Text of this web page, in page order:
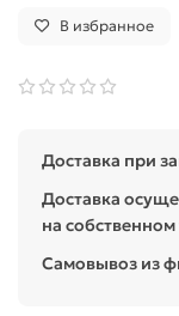
В избранное
Доставка при
Доставка
на
Самовывоз из